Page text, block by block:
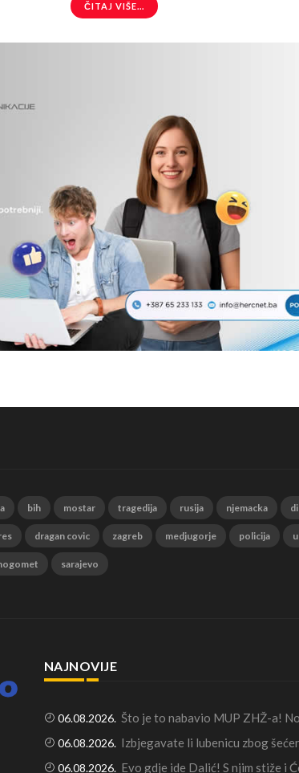
ČITAJ VIŠE...
bih mostar tragedija rusija njemacka
dragan covic zagreb medjugorje policija
sarajevo
NAJNOVIJE
06.08.2026. Što je to nabavio MUP ZHŽ-a!
06.08.2026. Izbjegavate li lubenicu zbog
06.08.2026. Evo gdje ide Dalić! S njim stiže i